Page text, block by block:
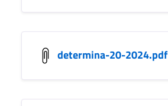
determina-20-2024.pdf